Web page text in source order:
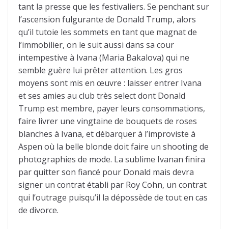
tant la presse que les festivaliers. Se penchant sur
l’ascension fulgurante de Donald Trump, alors
qu’il tutoie les sommets en tant que magnat de
l’immobilier, on le suit aussi dans sa cour
intempestive à Ivana (Maria Bakalova) qui ne
semble guère lui prêter attention. Les gros
moyens sont mis en œuvre : laisser entrer Ivana
et ses amies au club très select dont Donald
Trump est membre, payer leurs consommations,
faire livrer une vingtaine de bouquets de roses
blanches à Ivana, et débarquer à l’improviste à
Aspen où la belle blonde doit faire un shooting de
photographies de mode. La sublime Ivanan finira
par quitter son fiancé pour Donald mais devra
signer un contrat établi par Roy Cohn, un contrat
qui l’outrage puisqu’il la dépossède de tout en cas
de divorce.